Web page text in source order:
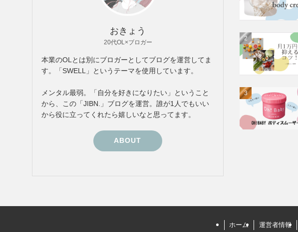
おきょう
20代OL×ブロガー
本業のOLとは別にブロガーとしてブログを運営してま
す。「SWELL」というテーマを使用しています。
メンタル最弱。「自分を好きになりたい」ということ
から、この「JIBN.」ブログを運営。誰が1人でもいい
から役に立ってくれたら嬉しいなと思ってます。
ABOUT
ホーム 運営者情報